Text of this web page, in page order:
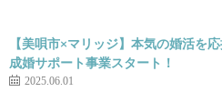
【美唄市×マリッジ】本気の婚活を
成婚サポート事業スタート！
2025.06.01